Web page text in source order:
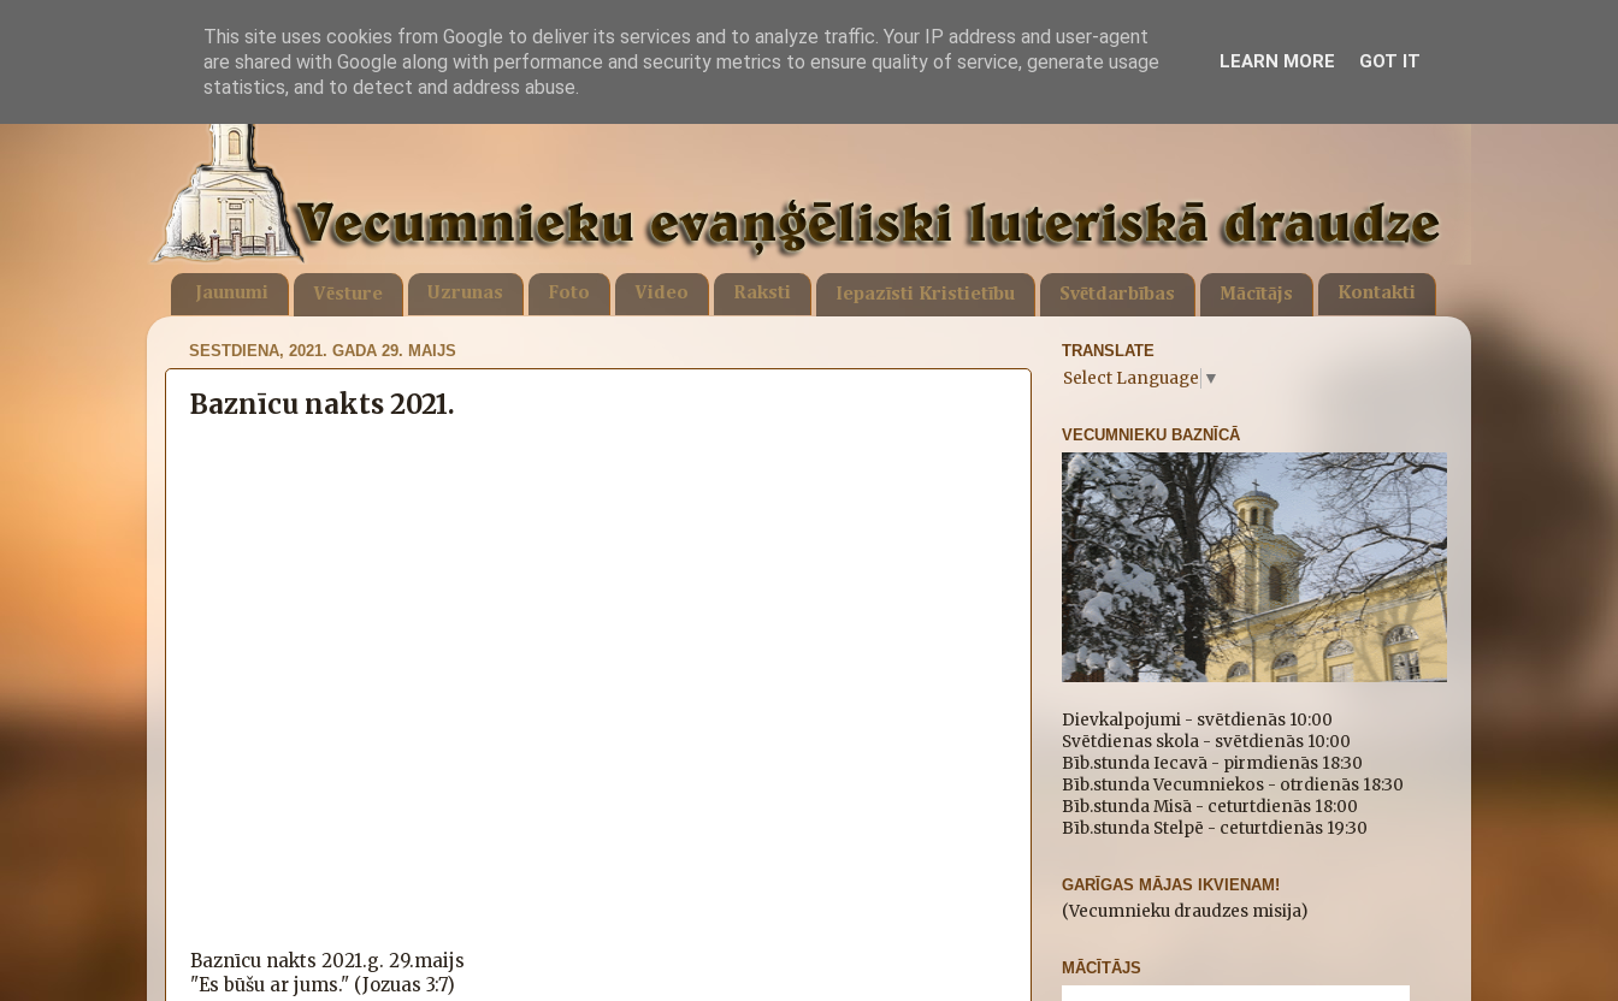
Jaunumi Vēsture Uzrunas Foto Video Raksti Iepazīsti Kristietību Svētdarbības Mācītājs Kontakti
SESTDIENA, 2021. GADA 29. MAIJS
Baznīcu nakts 2021.
Baznīcu nakts 2021.g. 29.maijs
"Es būšu ar jums." (Jozuas 3:7)
TRANSLATE
Select Language ▼
VECUMNIEKU BAZNĪCĀ
Dievkalpojumi - svētdienās 10:00
Svētdienas skola - svētdienās 10:00
Bīb.stunda Iecavā - pirmdienās 18:30
Bīb.stunda Vecumniekos - otrdienās 18:30
Bīb.stunda Misā - ceturtdienās 18:00
Bīb.stunda Stelpē - ceturtdienās 19:30
GARĪGAS MĀJAS IKVIENAM!
(Vecumnieku draudzes misija)
MĀCĪTĀJS
This site uses cookies from Google to deliver its services and to analyze traffic. Your IP address and user-agent
are shared with Google along with performance and security metrics to ensure quality of service, generate usage
statistics, and to detect and address abuse.
LEARN MORE GOT IT